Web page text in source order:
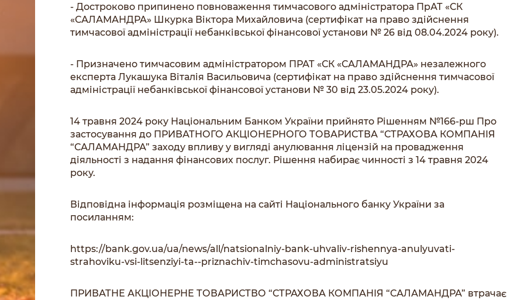
- Достроково припинено повноваження тимчасового адміністратора ПрАТ «СК
«САЛАМАНДРА» Шкурка Віктора Михайловича (сертифікат на право здійснення
тимчасової адміністрації небанківської фінансової установи № 26 від 08.04.2024 року).
- Призначено тимчасовим адміністратором ПРАТ «СК «САЛАМАНДРА» незалежного
експерта Лукашука Віталія Васильовича (сертифікат на право здійснення тимчасової
адміністрації небанківської фінансової установи № 30 від 23.05.2024 року).
14 травня 2024 року Національним Банком України прийнято Рішенням №166-рш Про
застосування до ПРИВАТНОГО АКЦІОНЕРНОГО ТОВАРИСТВА “СТРАХОВА КОМПАНІЯ
“САЛАМАНДРА” заходу впливу у вигляді анулювання ліцензій на провадження
діяльності з надання фінансових послуг. Рішення набирає чинності з 14 травня 2024
року.
Відповідна інформація розміщена на сайті Національного банку України за
посиланням:
https://bank.gov.ua/ua/news/all/natsionalniy-bank-uhvaliv-rishennya-anulyuvati-
strahoviku-vsi-litsenziyi-ta--priznachiv-timchasovu-administratsiyu
ПРИВАТНЕ АКЦІОНЕРНЕ ТОВАРИСТВО “СТРАХОВА КОМПАНІЯ “САЛАМАНДРА” втрачає